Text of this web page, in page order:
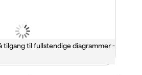
tilgang til fullstendige diagrammer -